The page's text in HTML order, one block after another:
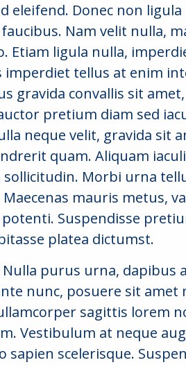
eleifend. Donec non
Nam velit nulla,
Etiam ligula nulla,
imperdiet tellus at enim
gravida convallis sit
pretium diam sed
neque velit, gravida sit
quam. Aliquam
Morbi urna
mauris metus,
potenti. Suspendisse
platea dictumst.
purus urna, dapibus
nunc, posuere sit
sagittis lorem
Vestibulum at neque
sapien scelerisque.